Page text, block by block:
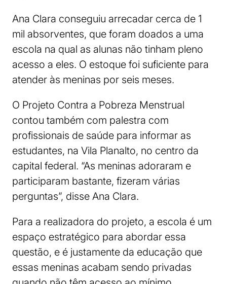
Ana Clara conseguiu arrecadar cerca de 1
mil absorventes, que foram doados a uma
escola na qual as alunas não tinham pleno
acesso a eles. O estoque foi suficiente para
atender às meninas por seis meses.
O Projeto Contra a Pobreza Menstrual
contou também com palestra com
profissionais de saúde para informar as
estudantes, na Vila Planalto, no centro da
capital federal. “As meninas adoraram e
participaram bastante, fizeram várias
perguntas”, disse Ana Clara.
Para a realizadora do projeto, a escola é um
espaço estratégico para abordar essa
questão, e é justamente da educação que
essas meninas acabam sendo privadas